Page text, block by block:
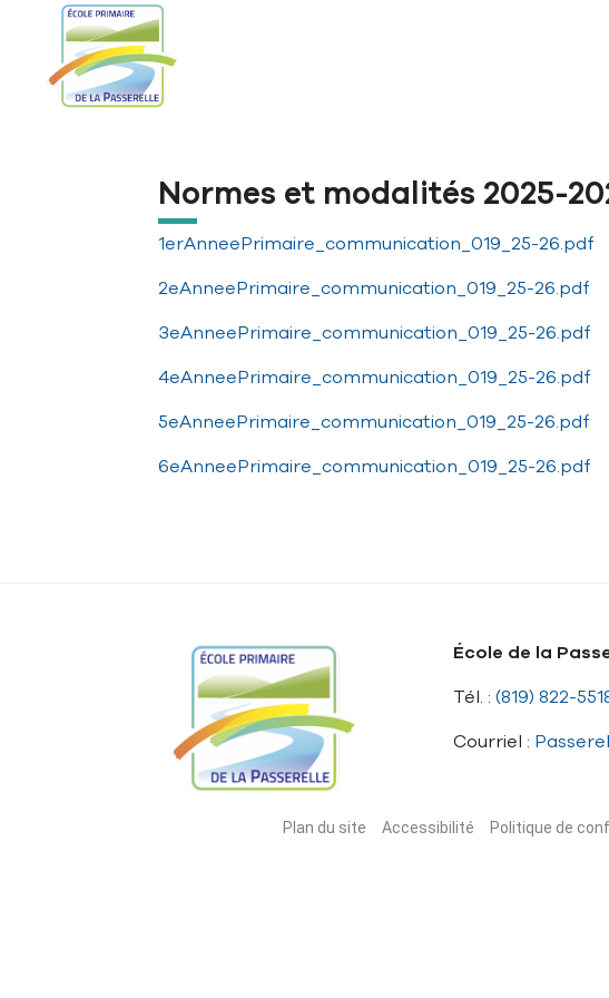
Aller à la navigation principale
Aller au contenu principal
Passer au pied de page
Normes et modalités 2025-
1erAnneePrimaire_communication_019_25-26.pdf
2eAnneePrimaire_communication_019_25-26.pdf
3eAnneePrimaire_communication_019_25-26.pdf
4eAnneePrimaire_communication_019_25-26.pdf
5eAnneePrimaire_communication_019_25-26.pdf
6eAnneePrimaire_communication_019_25-26.pdf
École de la
Tél. : (819) 822-
Courriel :
Plan du site Accessibilité Politique de